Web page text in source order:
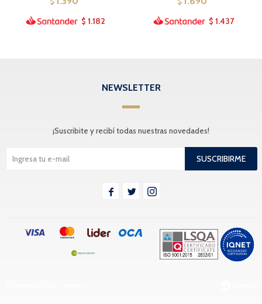
$ 1.182 $ 1.437
NEWSLETTER
¡Suscribite y recibí todas nuestras novedades!
SUSCRIBIRME
  